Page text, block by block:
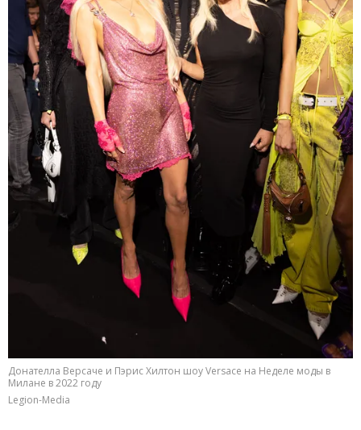
Донателла Версаче и Пэрис Хилтон шоу Versace на Неделе моды в
Милане в 2022 году
Legion-Media